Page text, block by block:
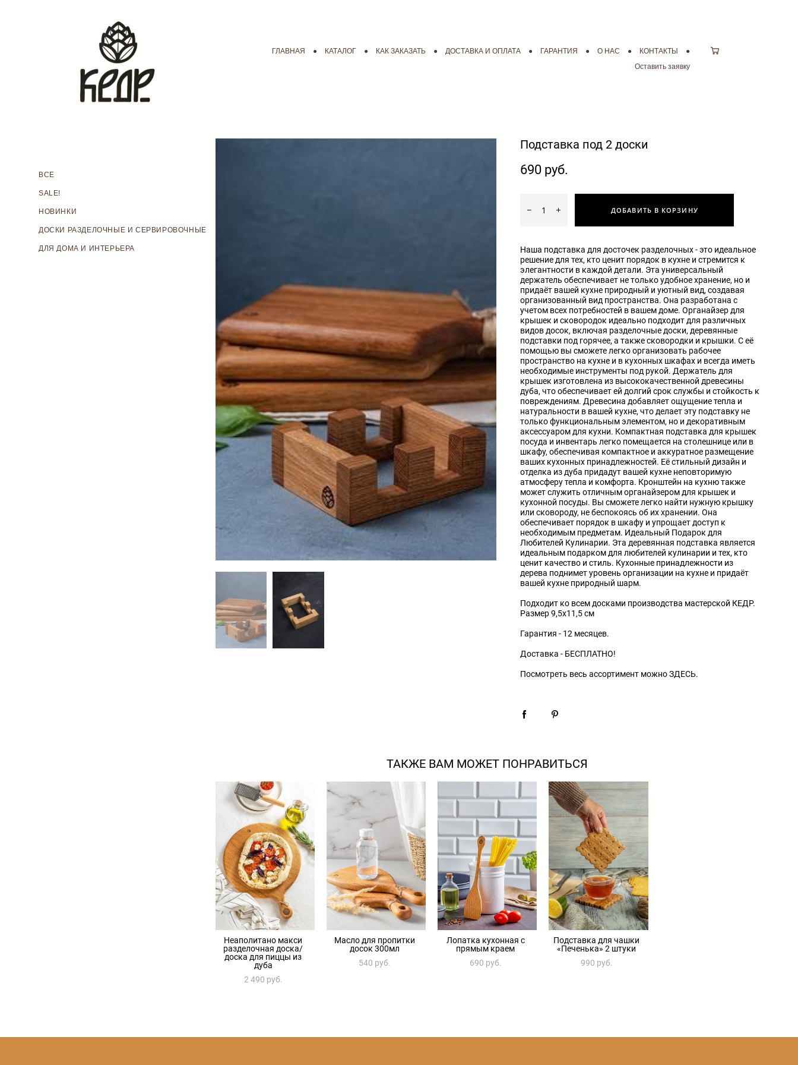
ГЛАВНАЯ ● КАТАЛОГ ● КАК ЗАКАЗАТЬ ● ДОСТАВКА И ОПЛАТА ● ГАРАНТИЯ ● О НАС ● КОНТАКТЫ
●
Оставить заявку
ГЛАВНАЯ ● КАТАЛОГ ● КАК ЗАКАЗАТЬ ● ДОСТАВКА И ОПЛАТА ● ГАРАНТИЯ ● О НАС ● КОНТАКТЫ
●
Оставить заявку
ВСЕ
SALE!
НОВИНКИ
ДОСКИ РАЗДЕЛОЧНЫЕ И СЕРВИРОВОЧНЫЕ
ДЛЯ ДОМА И ИНТЕРЬЕРА
Подставка под 2 доски
690 pуб.
ДОБАВИТЬ В КОРЗИНУ
Наша подставка для досточек разделочных - это идеальное
решение для тех, кто ценит порядок в кухне и стремится к
элегантности в каждой детали. Эта универсальный
держатель обеспечивает не только удобное хранение, но и
придаёт вашей кухне природный и уютный вид, создавая
организованный вид пространства. Она разработана с
учетом всех потребностей в вашем доме. Органайзер для
крышек и сковородок идеально подходит для различных
видов досок, включая разделочные доски, деревянные
подставки под горячее, а также сковородки и крышки. С её
помощью вы сможете легко организовать рабочее
пространство на кухне и в кухонных шкафах и всегда иметь
необходимые инструменты под рукой. Держатель для
крышек изготовлена из высококачественной древесины
дуба, что обеспечивает ей долгий срок службы и стойкость к
повреждениям. Древесина добавляет ощущение тепла и
натуральности в вашей кухне, что делает эту подставку не
только функциональным элементом, но и декоративным
аксессуаром для кухни. Компактная подставка для крышек
посуда и инвентарь легко помещается на столешнице или в
шкафу, обеспечивая компактное и аккуратное размещение
ваших кухонных принадлежностей. Её стильный дизайн и
отделка из дуба придадут вашей кухне неповторимую
атмосферу тепла и комфорта. Кронштейн на кухню также
может служить отличным органайзером для крышек и
кухонной посуды. Вы сможете легко найти нужную крышку
или сковороду, не беспокоясь об их хранении. Она
обеспечивает порядок в шкафу и упрощает доступ к
необходимым предметам. Идеальный Подарок для
Любителей Кулинарии. Эта деревянная подставка является
идеальным подарком для любителей кулинарии и тех, кто
ценит качество и стиль. Кухонные принадлежности из
дерева поднимет уровень организации на кухне и придаёт
вашей кухне природный шарм.
Подходит ко всем досками производства мастерской КЕДР.
Размер 9,5х11,5 см
Гарантия - 12 месяцев.
Доставка - БЕСПЛАТНО!
Посмотреть весь ассортимент можно ЗДЕСЬ.
ТАКЖЕ ВАМ МОЖЕТ ПОНРАВИТЬСЯ
Неаполитано макси
разделочная доска/
доска для пиццы из
дуба
2 490 pуб.
Масло для пропитки
досок 300мл
540 pуб.
Лопатка кухонная с
прямым краем
690 pуб.
Подставка для чашки
«Печенька» 2 штуки
990 pуб.